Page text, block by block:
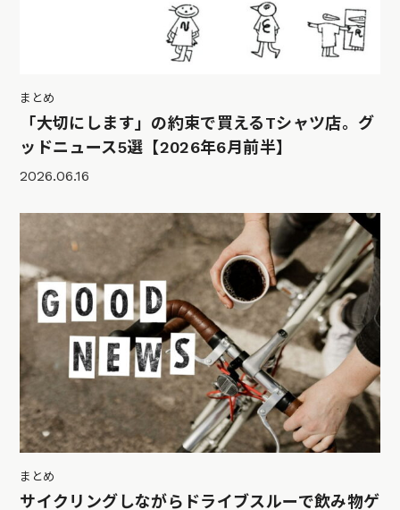
まとめ
「大切にします」の約束で買えるTシャツ店。グ
ッドニュース5選【2026年6月前半】
2026.06.16
まとめ
サイクリングしながらドライブスルーで飲み物ゲ